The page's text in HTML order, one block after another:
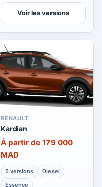
Voir les versions
RENAULT
Kardian
À partir de 179 000
MAD
5 versions
Diesel
Essence